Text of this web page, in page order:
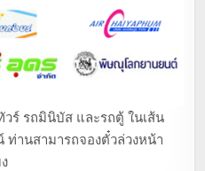
ร์ รถมินิบัส และรถตู้ ในเส้น
ท่านสามารถจองตั๋วล่วงหน้า